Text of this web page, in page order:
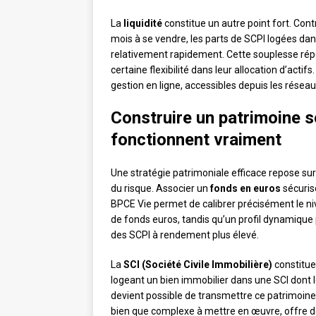
La liquiditéconstitue un autre point fort.
mois à se vendre, les parts de SCPI logées
relativement rapidement. Cette souplesse
certaine flexibilité dans leur allocation
gestion en ligne, accessibles depuis les
Construire un patrimoine
fonctionnent vraiment
Une stratégie patrimoniale efficace repose
du risque. Associer unfonds en euros
BPCE Vie permet de calibrer précisément le
de fonds euros, tandis qu’un profil
des SCPI à rendement plus élevé.
La SCI (Société Civile Immobilière)
logeant un bien immobilier dans une SCI
devient possible de transmettre ce
bien que complexe à mettre en œuvre, offre